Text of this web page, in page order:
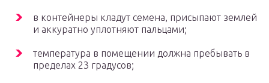
в контейнеры кладут семена, присыпают землей
и аккуратно уплотняют пальцами;
температура в помещении должна пребывать в
пределах 23 градусов;